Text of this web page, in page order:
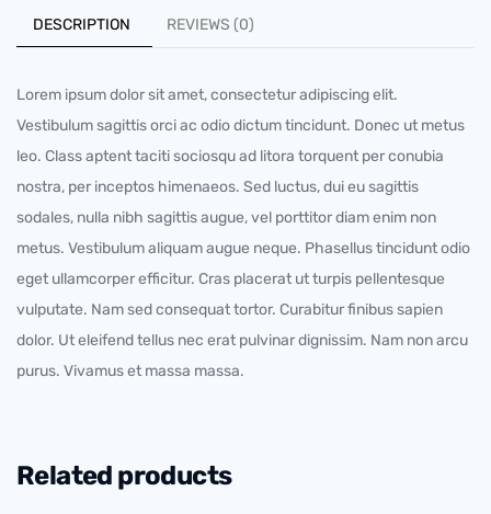
DESCRIPTION REVIEWS (0)
Lorem ipsum dolor sit amet, consectetur adipiscing elit.
Vestibulum sagittis orci ac odio dictum tincidunt. Donec ut metus
leo. Class aptent taciti sociosqu ad litora torquent per conubia
nostra, per inceptos himenaeos. Sed luctus, dui eu sagittis
sodales, nulla nibh sagittis augue, vel porttitor diam enim non
metus. Vestibulum aliquam augue neque. Phasellus tincidunt odio
eget ullamcorper efficitur. Cras placerat ut turpis pellentesque
vulputate. Nam sed consequat tortor. Curabitur finibus sapien
dolor. Ut eleifend tellus nec erat pulvinar dignissim. Nam non arcu
purus. Vivamus et massa massa.
Related products